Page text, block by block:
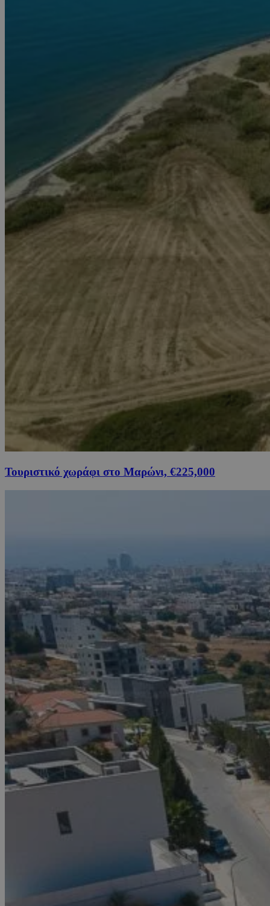
Τουριστικό χωράφι στο Μαρώνι, €225,000